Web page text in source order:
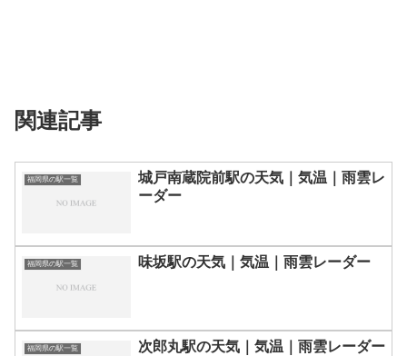
関連記事
福岡県の駅一覧
城戸南蔵院前駅の天気｜気温｜雨雲レ
ーダー
福岡県の駅一覧 味坂駅の天気｜気温｜雨雲レーダー
福岡県の駅一覧 次郎丸駅の天気｜気温｜雨雲レーダー